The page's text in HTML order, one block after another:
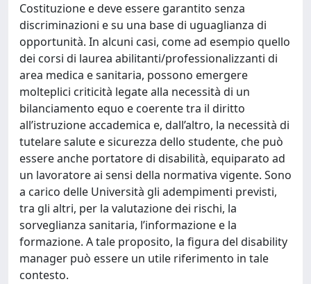
Costituzione e deve essere garantito senza
discriminazioni e su una base di uguaglianza di
opportunità. In alcuni casi, come ad esempio quello
dei corsi di laurea abilitanti/professionalizzanti di
area medica e sanitaria, possono emergere
molteplici criticità legate alla necessità di un
bilanciamento equo e coerente tra il diritto
all’istruzione accademica e, dall’altro, la necessità di
tutelare salute e sicurezza dello studente, che può
essere anche portatore di disabilità, equiparato ad
un lavoratore ai sensi della normativa vigente. Sono
a carico delle Università gli adempimenti previsti,
tra gli altri, per la valutazione dei rischi, la
sorveglianza sanitaria, l’informazione e la
formazione. A tale proposito, la figura del disability
manager può essere un utile riferimento in tale
contesto.